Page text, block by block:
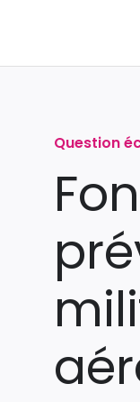
contenu
Question